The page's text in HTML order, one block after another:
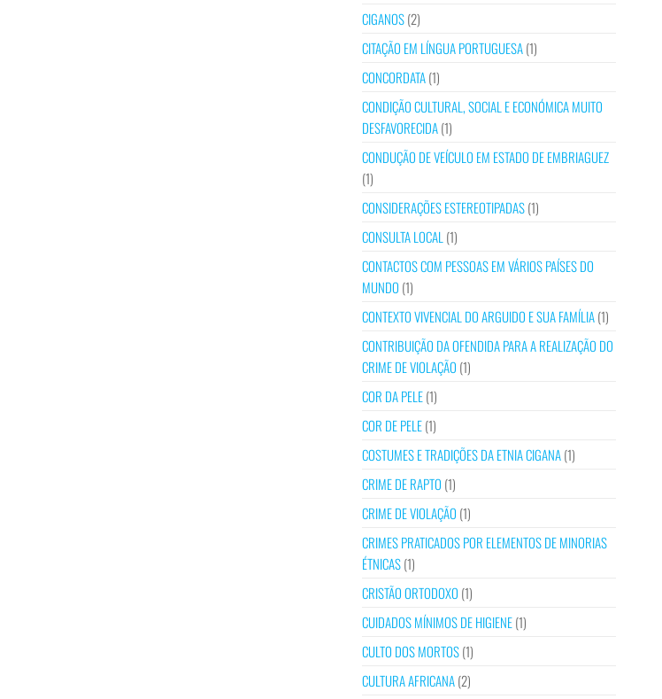
CIGANOS(2)
CITAÇÃO EM LÍNGUA PORTUGUESA(1)
CONCORDATA(1)
CONDIÇÃO CULTURAL, SOCIAL E ECONÓMICA MUITO
DESFAVORECIDA(1)
CONDUÇÃO DE VEÍCULO EM ESTADO DE EMBRIAGUEZ
(1)
CONSIDERAÇÕES ESTEREOTIPADAS(1)
CONSULTA LOCAL (1)
CONTACTOS COM PESSOAS EM VÁRIOS PAÍSES DO
MUNDO (1)
CONTEXTO VIVENCIAL DO ARGUIDO E SUA FAMÍLIA(1)
CONTRIBUIÇÃO DA OFENDIDA PARA A REALIZAÇÃO DO
CRIME DE VIOLAÇÃO (1)
COR DA PELE(1)
COR DE PELE(1)
COSTUMES E TRADIÇÕES DA ETNIA CIGANA(1)
CRIME DE RAPTO (1)
CRIME DE VIOLAÇÃO (1)
CRIMES PRATICADOS POR ELEMENTOS DE MINORIAS
ÉTNICAS(1)
CRISTÃO ORTODOXO (1)
CUIDADOS MÍNIMOS DE HIGIENE(1)
CULTO DOS MORTOS(1)
CULTURA AFRICANA(2)